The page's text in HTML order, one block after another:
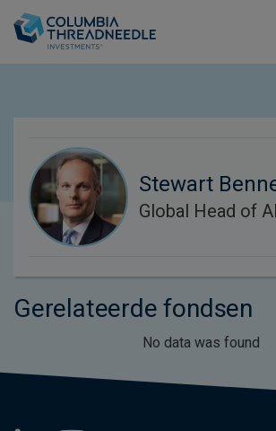
Stewart
Global Head of
Gerelateerde fondsen
No data was found